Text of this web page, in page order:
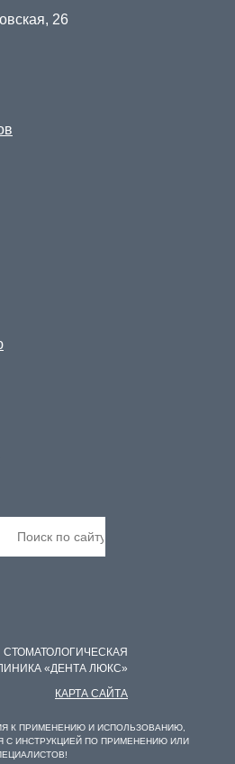
учитывайте разницу во
26
СТОМАТОЛОГИЧЕСКАЯ
«ДЕНТА ЛЮКС»
КАРТА САЙТА
К ПРИМЕНЕНИЮ И ИСПОЛЬЗОВАНИЮ,
С ИНСТРУКЦИЕЙ ПО ПРИМЕНЕНИЮ ИЛИ